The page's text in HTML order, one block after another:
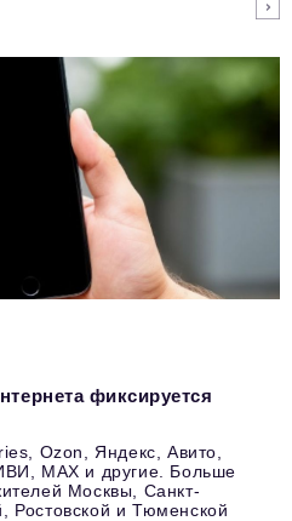
фиксируется
Ozon, Яндекс, Авито,
MAX и другие. Больше
Москвы, Санкт-
Ростовской и Тюменской